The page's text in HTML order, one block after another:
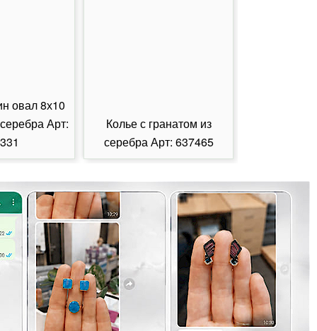
овал 8х10
Арт:
Колье с гранатом из
серебра Арт: 637465